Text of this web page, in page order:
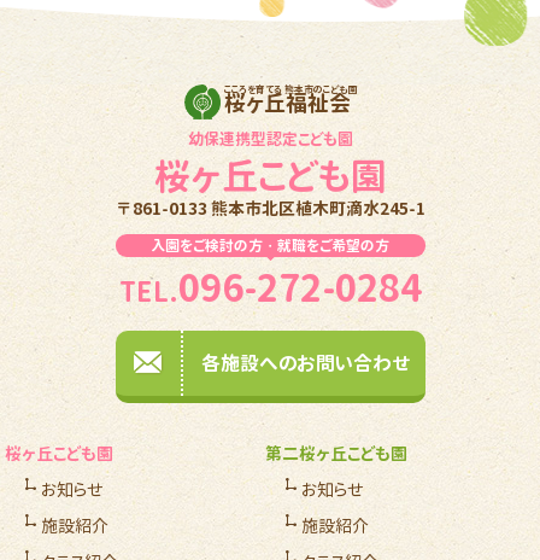
こころを育てる 熊本市のこども園
桜ヶ丘福祉会
幼保連携型認定こども園
桜ヶ丘こども園
〒861-0133 熊本市北区植木町滴水245-1
入園をご検討の方・就職をご希望の方
TEL.096-272-0284
各施設へのお問い合わせ
桜ヶ丘こども園
お知らせ
施設紹介
第二桜ヶ丘こども園
お知らせ
施設紹介